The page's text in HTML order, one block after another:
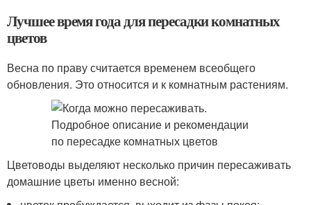
Лучшее время года для пересадки комнатных
цветов
Весна по праву считается временем всеобщего
обновления. Это относится и к комнатным растениям.
Цветоводы выделяют несколько причин пересаживать
домашние цветы именно весной: